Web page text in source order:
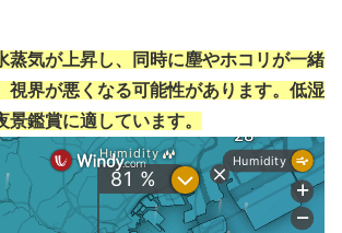
蒸気が上昇し、同時に塵やホコリが一緒
視界が悪くなる可能性があります。低湿
景鑑賞に適しています。